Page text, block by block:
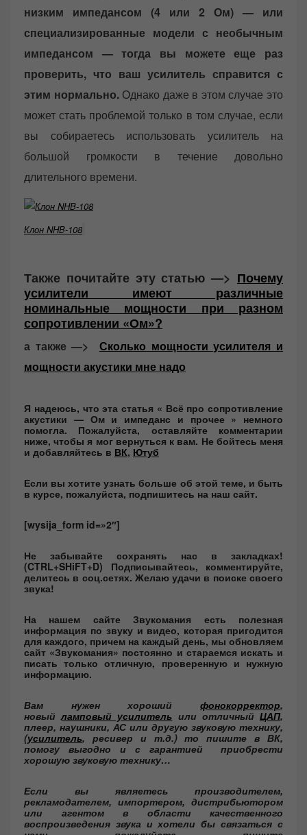
низким импедансом (4 или 2 Ом) — или
специализированные модели с необычным
импедансом — тогда вы можете еще раз
проверить, что ваш усилитель справится с
этим нормально.Однако даже в этом случае это
может стать проблемой только в том случае, если
вы собираетесь использовать усилитель на
большой громкости в течение довольно
длительного времени.
Клон NHB-108
Также почитайте эту статью —> Почему
усилители имеют различные
номинальные мощности при разном
сопротивлении «Ом»?
а также —> Сколько мощности усилителя и
мощности акустики мне надо
Я надеюсь, что эта статья « Всё про сопротивление
акустики — Ом и импеданс и прочее » немного
помогла. Пожалуйста, оставляйте комментарии
ниже, чтобы я мог вернуться к вам. Не бойтесь меня
и добавляйтесь в ВК, Ютуб
Если вы хотите узнать больше об этой теме, и быть
в курсе, пожалуйста, подпишитесь на наш сайт.
[wysija_form id=»2″]
Не забывайте сохранять нас в закладках!
(CTRL+SHiFT+D)
Подписывайтесь, комментируйте,
делитесь в соц.сетях. Желаю удачи в поиске своего
звука!
На нашем сайте Звукомания есть полезная
информация по звуку и видео, которая пригодится
для каждого, причем на каждый день, мы обновляем
сайт «Звукомания» постоянно и стараемся искать и
писать только отличную, проверенную и нужную
информацию.
Вам нужен хороший фонокорректор,
новыйламповый усилитель или отличныйЦАП,
плеер, наушники, АС или другую звуковую технику,
(усилитель, ресивер и т.д.) то пишите в ВК,
помогу выгодно и с гарантией приобрести
хорошую звуковую технику…
Если вы являетесь производителем,
рекламодателем, импортером, дистрибьютором
или агентом в области качественного
воспроизведения звука и хотели бы связаться с